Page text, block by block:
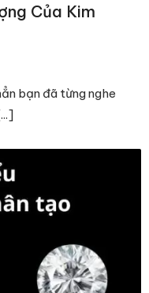
Của Kim
bạn đã từng nghe